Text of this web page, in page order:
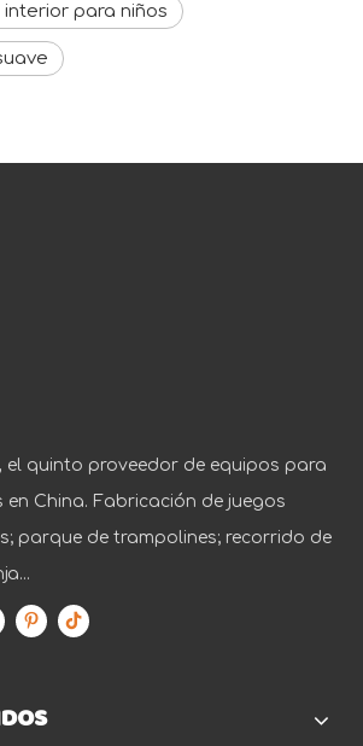
para niños
el quinto proveedor de equipos para
China. Fabricación de juegos
parque de trampolines; recorrido de